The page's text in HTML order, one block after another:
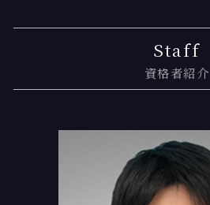
離婚 財産分与 税金
弁護士基準 慰謝料 過失相殺
交通事故 弁護士基準
交通事故 後遺障害等級
交通事故 示談交渉
交通事故 物件事故とは
過失相殺 できない
任意整理 口座凍結
個人再生 住宅ローン
任意整理 交渉期間
過払い金請求 時効
個人再生 クレジットカード
新木場 過払い金 弁護士
新木場 交通事故 弁護士
門前仲町 交通事故 相談
勝どき 相続登記
新木場 債務整理
新木場 離婚 弁護士
Staff
資格者紹介